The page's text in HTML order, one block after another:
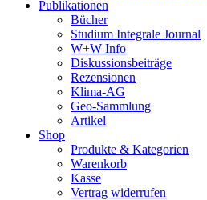
Publikationen
Bücher
Studium Integrale Journal
W+W Info
Diskussionsbeiträge
Rezensionen
Klima-AG
Geo-Sammlung
Artikel
Shop
Produkte & Kategorien
Warenkorb
Kasse
Vertrag widerrufen